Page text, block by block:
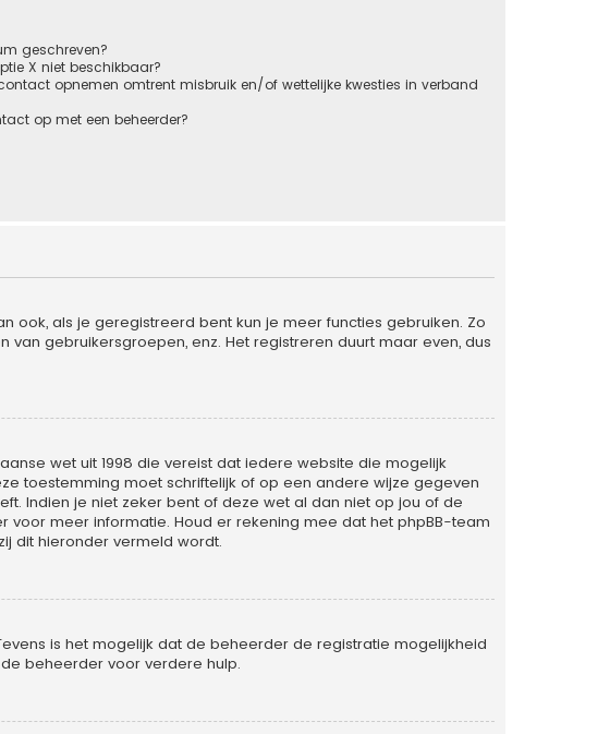
geschreven?
X niet beschikbaar?
opnemen omtrent misbruik en/of wettelijke kwesties in verband
op met een beheerder?
als je geregistreerd bent kun je meer functies gebruiken. Zo
gebruikersgroepen, enz. Het registreren duurt maar even, dus
wet uit 1998 die vereist dat iedere website die mogelijk
toestemming moet schriftelijk of op een andere wijze gegeven
Indien je niet zeker bent of deze wet al dan niet op jou of de
meer informatie. Houd er rekening mee dat het phpBB-team
dit hieronder vermeld wordt.
is het mogelijk dat de beheerder de registratie mogelijkheid
beheerder voor verdere hulp.